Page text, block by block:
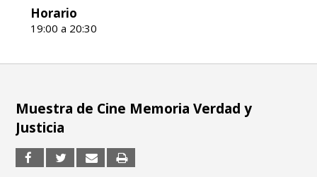
Horario
19:00 a 20:30
Muestra de Cine Memoria Verdad y
Justicia